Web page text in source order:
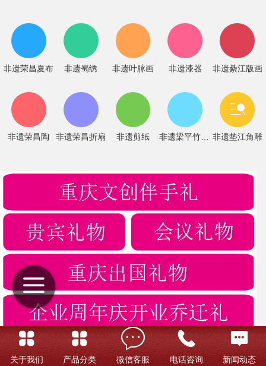
非遗荣昌夏布 非遗蜀绣 非遗叶脉画 非遗漆器 非遗綦江版画
非遗荣昌陶 非遗荣昌折扇 非遗剪纸 非遗梁平竹帘画 非遗垫江角雕
重庆文创伴手礼
关于我们 产品分类 微信客服 电话咨询 新闻动态